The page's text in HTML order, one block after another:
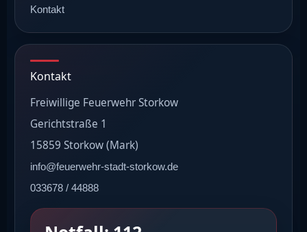
Kontakt
Kontakt
Freiwillige Feuerwehr Storkow
Gerichtstraße 1
15859 Storkow (Mark)
info@feuerwehr-stadt-storkow.de
033678 / 44888